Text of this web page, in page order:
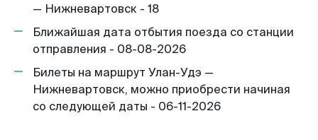
— Нижневартовск - 18
Ближайшая дата отбытия поезда со станции
отправления - 08-08-2026
Билеты на маршрут Улан-Удэ —
Нижневартовск, можно приобрести начиная
со следующей даты - 06-11-2026